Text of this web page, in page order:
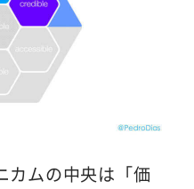
カムの中央は「価